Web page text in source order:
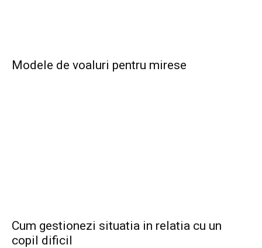
Modele de voaluri pentru mirese
Cum gestionezi situatia in relatia cu un
copil dificil